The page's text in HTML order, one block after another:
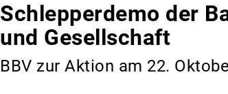
Schlepperdemo der
und Gesellschaft
BBV zur Aktion am 22.